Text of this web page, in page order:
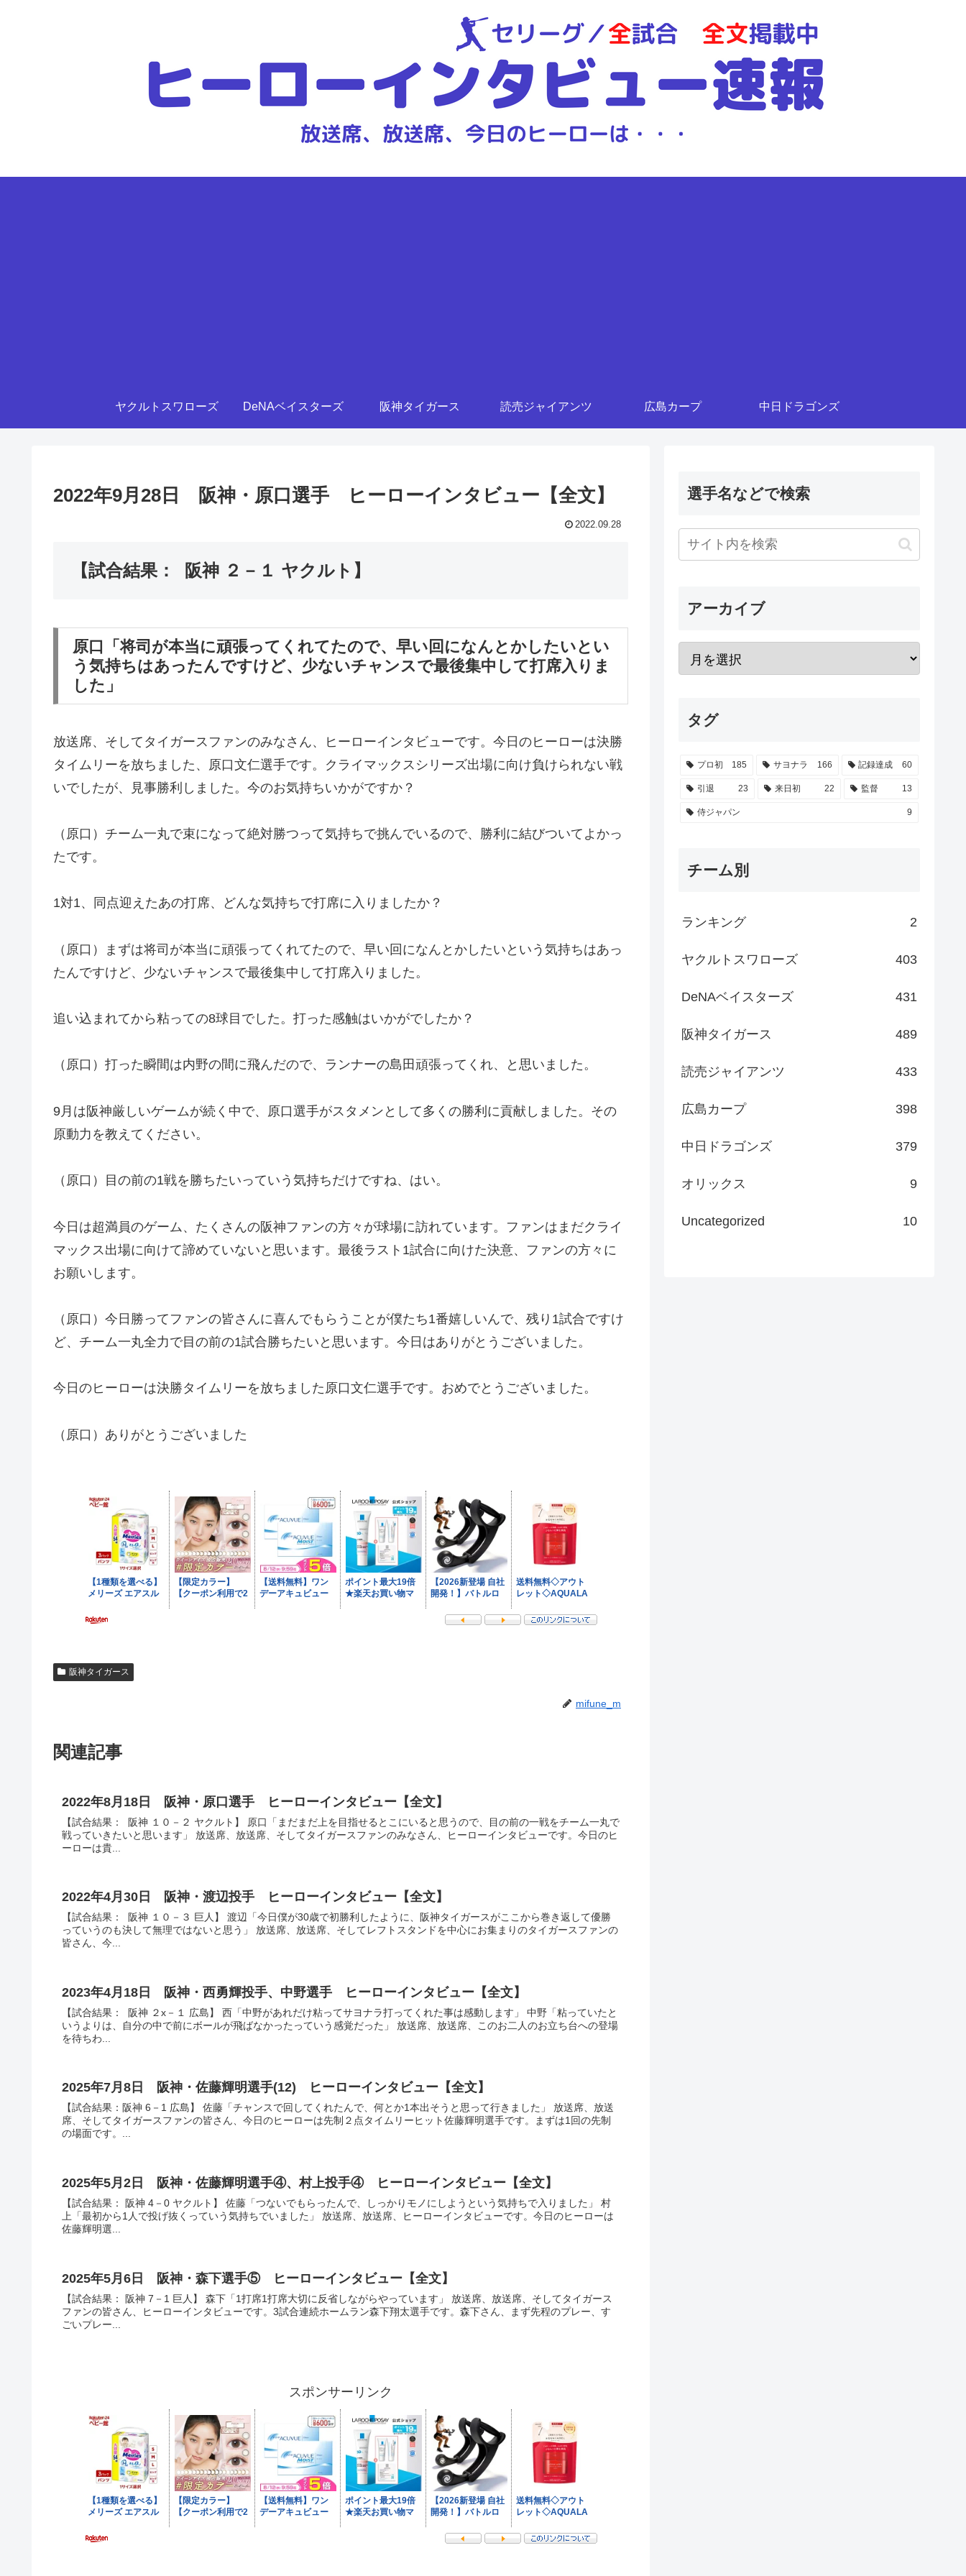
ヤクルトスワローズ DeNAベイスターズ 阪神タイガース 読売ジャイアンツ 広島カープ 中日ドラゴンズ
2022年9月28日 阪神・原口選手 ヒーローインタビュー【全文】
2022.09.28
【試合結果： 阪神 ２－１ ヤクルト】
原口「将司が本当に頑張ってくれてたので、早い回になんとかしたいとい
う気持ちはあったんですけど、少ないチャンスで最後集中して打席入りま
した」
放送席、そしてタイガースファンのみなさん、ヒーローインタビューです。今日のヒーローは決勝
タイムリーを放ちました、原口文仁選手です。クライマックスシリーズ出場に向け負けられない戦
いでしたが、見事勝利しました。今のお気持ちいかがですか？
（原口）チーム一丸で束になって絶対勝つって気持ちで挑んでいるので、勝利に結びついてよかっ
たです。
1対1、同点迎えたあの打席、どんな気持ちで打席に入りましたか？
（原口）まずは将司が本当に頑張ってくれてたので、早い回になんとかしたいという気持ちはあっ
たんですけど、少ないチャンスで最後集中して打席入りました。
追い込まれてから粘っての8球目でした。打った感触はいかがでしたか？
（原口）打った瞬間は内野の間に飛んだので、ランナーの島田頑張ってくれ、と思いました。
9月は阪神厳しいゲームが続く中で、原口選手がスタメンとして多くの勝利に貢献しました。その
原動力を教えてください。
（原口）目の前の1戦を勝ちたいっていう気持ちだけですね、はい。
今日は超満員のゲーム、たくさんの阪神ファンの方々が球場に訪れています。ファンはまだクライ
マックス出場に向けて諦めていないと思います。最後ラスト1試合に向けた決意、ファンの方々に
お願いします。
（原口）今日勝ってファンの皆さんに喜んでもらうことが僕たち1番嬉しいんで、残り1試合ですけ
ど、チーム一丸全力で目の前の1試合勝ちたいと思います。今日はありがとうございました。
今日のヒーローは決勝タイムリーを放ちました原口文仁選手です。おめでとうございました。
（原口）ありがとうございました
阪神タイガース
mifune_m
関連記事
2022年8月18日 阪神・原口選手 ヒーローインタビュー【全文】
【試合結果： 阪神 １０－２ ヤクルト】 原口「まだまだ上を目指せるとこにいると思うので、目の前の一戦をチーム一丸で
戦っていきたいと思います」 放送席、放送席、そしてタイガースファンのみなさん、ヒーローインタビューです。今日のヒ
ーローは貴...
2022年4月30日 阪神・渡辺投手 ヒーローインタビュー【全文】
【試合結果： 阪神 １０－３ 巨人】 渡辺「今日僕が30歳で初勝利したように、阪神タイガースがここから巻き返して優勝
っていうのも決して無理ではないと思う」 放送席、放送席、そしてレフトスタンドを中心にお集まりのタイガースファンの
皆さん、今...
2023年4月18日 阪神・西勇輝投手、中野選手 ヒーローインタビュー【全文】
【試合結果： 阪神 ２x－１ 広島】 西「中野があれだけ粘ってサヨナラ打ってくれた事は感動します」 中野「粘っていたと
いうよりは、自分の中で前にボールが飛ばなかったっていう感覚だった」 放送席、放送席、このお二人のお立ち台への登場
を待ちわ...
2025年7月8日 阪神・佐藤輝明選手(12) ヒーローインタビュー【全文】
【試合結果：阪神 6－1 広島】 佐藤「チャンスで回してくれたんで、何とか1本出そうと思って行きました」 放送席、放送
席、そしてタイガースファンの皆さん、今日のヒーローは先制２点タイムリーヒット佐藤輝明選手です。まずは1回の先制
の場面です。...
2025年5月2日 阪神・佐藤輝明選手④、村上投手④ ヒーローインタビュー【全文】
【試合結果： 阪神 4－0 ヤクルト】 佐藤「つないでもらったんで、しっかりモノにしようという気持ちで入りました」 村
上「最初から1人で投げ抜くっていう気持ちでいました」 放送席、放送席、ヒーローインタビューです。今日のヒーローは
佐藤輝明選...
2025年5月6日 阪神・森下選手⑤ ヒーローインタビュー【全文】
【試合結果： 阪神 7－1 巨人】 森下「1打席1打席大切に反省しながらやっています」 放送席、放送席、そしてタイガース
ファンの皆さん、ヒーローインタビューです。3試合連続ホームラン森下翔太選手です。森下さん、まず先程のプレー、す
ごいプレー...
スポンサーリンク
選手名などで検索
アーカイブ
タグ
プロ初 185 サヨナラ 166 記録達成 60
引退 23 来日初 22 監督 13
侍ジャパン 9
チーム別
ランキング 2
ヤクルトスワローズ 403
DeNAベイスターズ 431
阪神タイガース 489
読売ジャイアンツ 433
広島カープ 398
中日ドラゴンズ 379
オリックス 9
Uncategorized 10